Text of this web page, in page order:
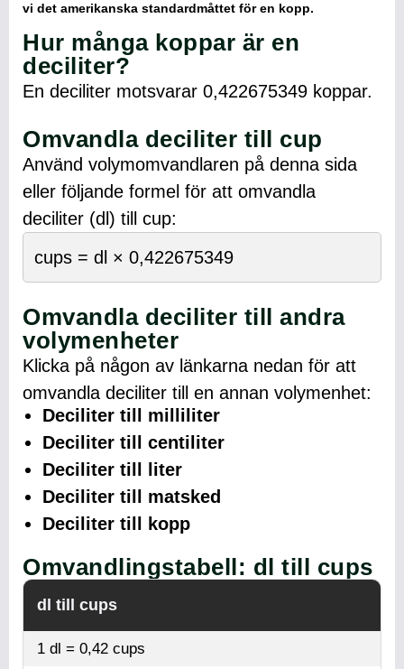
vi det amerikanska standardmåttet för en kopp.
Hur många koppar är en
deciliter?
En deciliter motsvarar 0,422675349 koppar.
Omvandla deciliter till cup
Använd volymomvandlaren på denna sida
eller följande formel för att omvandla
deciliter (dl) till cup:
cups = dl × 0,422675349
Omvandla deciliter till andra
volymenheter
Klicka på någon av länkarna nedan för att
omvandla deciliter till en annan volymenhet:
Deciliter till milliliter
Deciliter till centiliter
Deciliter till liter
Deciliter till matsked
Deciliter till kopp
Omvandlingstabell: dl till cups
dl till cups
1 dl = 0,42 cups